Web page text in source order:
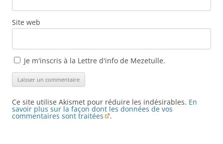
Site web
Je m'inscris à la Lettre d'info de Mezetulle.
Ce site utilise Akismet pour réduire les indésirables. En
savoir plus sur la façon dont les données de vos
commentaires sont traitées .